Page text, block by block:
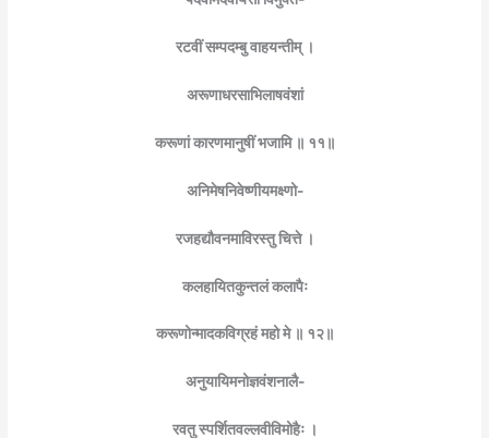
रटवीं सम्पदम्बु वाहयन्तीम् ।
अरूणाधरसाभिलाषवंशां
करूणां कारणमानुषीं भजामि ॥ ११॥
अनिमेषनिवेष्णीयमक्ष्णो-
रजहद्यौवनमाविरस्तु चित्ते ।
कलहायितकुन्तलं कलापैः
करूणोन्मादकविग्रहं महो मे ॥ १२॥
अनुयायिमनोज्ञवंशनालै-
रवतु स्पर्शितवल्लवीविमोहैः ।